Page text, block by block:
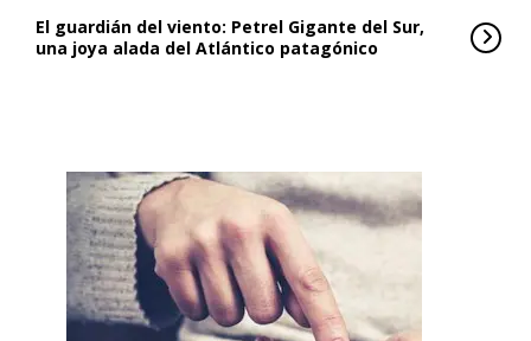
El guardián del viento: Petrel Gigante del Sur,
una joya alada del Atlántico patagónico